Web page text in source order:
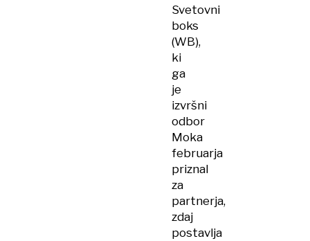
Svetovni
boks
(WB),
ki
ga
je
izvršni
odbor
Moka
februarja
priznal
za
partnerja,
zdaj
postavlja